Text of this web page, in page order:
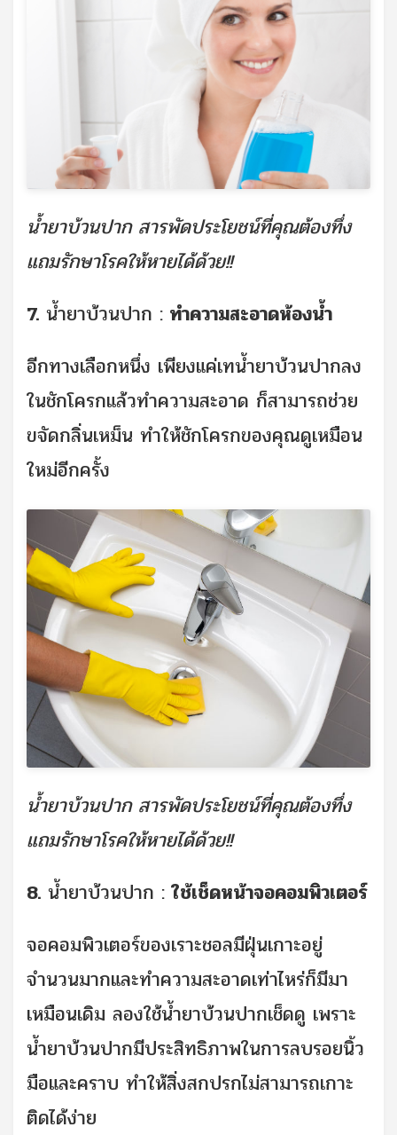
น้ำยาบ้วนปาก สารพัดประโยชน์ที่คุณต้องทึ่ง
แถมรักษาโรคให้หายได้ด้วย!!
7. น้ำยาบ้วนปาก : ทำความสะอาดห้องน้ำ
อีกทางเลือกหนึ่ง เพียงแค่เทน้ำยาบ้วนปากลง
ในชักโครกแล้วทำความสะอาด ก็สามารถช่วย
ขจัดกลิ่นเหม็น ทำให้ชักโครกของคุณดูเหมือน
ใหม่อีกครั้ง
น้ำยาบ้วนปาก สารพัดประโยชน์ที่คุณต้องทึ่ง
แถมรักษาโรคให้หายได้ด้วย!!
8. น้ำยาบ้วนปาก : ใช้เช็ดหน้าจอคอมพิวเตอร์
จอคอมพิวเตอร์ของเราะชอลมีฝุ่นเกาะอยู่
จำนวนมากและทำความสะอาดเท่าไหร่ก็มีมา
เหมือนเดิม ลองใช้น้ำยาบ้วนปากเช็ดดู เพราะ
น้ำยาบ้วนปากมีประสิทธิภาพในการลบรอยนิ้ว
มือและคราบ ทำให้สิ่งสกปรกไม่สามารถเกาะ
ติดได้ง่าย